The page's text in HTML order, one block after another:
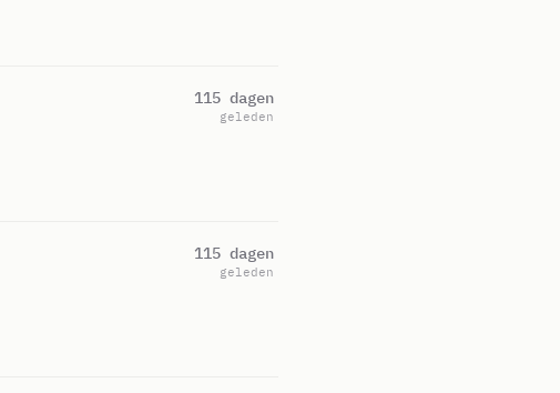
115 dagen
geleden
115 dagen
geleden